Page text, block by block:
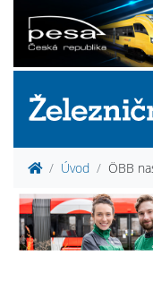
Úvod ÖBB